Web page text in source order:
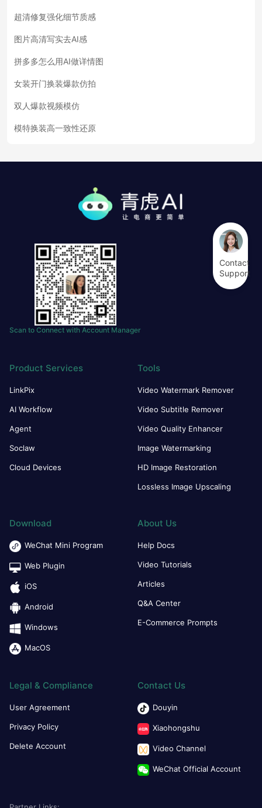
超清修复强化细节质感
图片高清写实去AI感
拼多多怎么用AI做详情图
女装开门换装爆款仿拍
双人爆款视频模仿
模特换装高一致性还原
Scan to Connect with Account Manager
Product Services
LinkPix
AI Workflow
Agent
Soclaw
Cloud Devices
Tools
Video Watermark Remover
Video Subtitle Remover
Video Quality Enhancer
Image Watermarking
HD Image Restoration
Lossless Image Upscaling
Download
WeChat Mini Program
Web Plugin
iOS
Android
Windows
MacOS
About Us
Help Docs
Video Tutorials
Articles
Q&A Center
E-Commerce Prompts
Legal & Compliance
User Agreement
Privacy Policy
Delete Account
Contact Us
Douyin
Xiaohongshu
Video Channel
WeChat Official Account
Contact
Support